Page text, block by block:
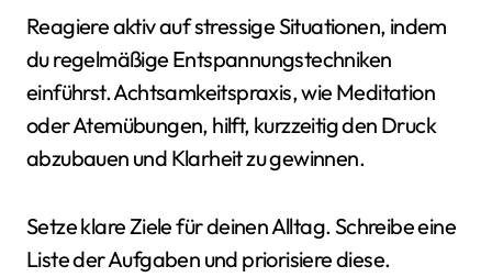
Reagiere aktiv auf stressige Situationen, indem
du regelmäßige Entspannungstechniken
einführst. Achtsamkeitspraxis, wie Meditation
oder Atemübungen, hilft, kurzzeitig den Druck
abzubauen und Klarheit zu gewinnen.
Setze klare Ziele für deinen Alltag. Schreibe eine
Liste der Aufgaben und priorisiere diese.